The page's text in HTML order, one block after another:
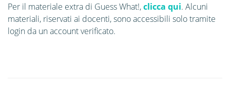
Per il materiale extra di Guess What!,clicca qui. Alcuni
materiali, riservati ai docenti, sono accessibili solo tramite
login da un account verificato.